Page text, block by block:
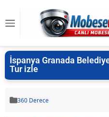
İspanya Granada
Tur izle
360 Derece